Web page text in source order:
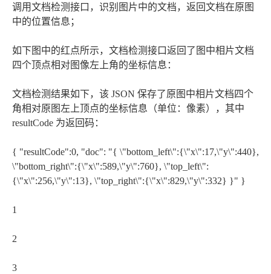
调用文档检测接口，识别图片中的文档，返回文档在原图
中的位置信息；
如下图中的红点所示，文档检测接口返回了图中相片文档
四个顶点相对图像左上角的坐标信息：
文档检测结果如下，该 JSON 保存了原图中相片文档四个
角相对原图左上顶点的坐标信息（单位：像素），其中
resultCode 为返回码：
{ "resultCode":0, "doc": "{ \"bottom_left\":{\"x\":17,\"y\":440},
\"bottom_right\":{\"x\":589,\"y\":760}, \"top_left\":
{\"x\":256,\"y\":13}, \"top_right\":{\"x\":829,\"y\":332} }" }
1
2
3